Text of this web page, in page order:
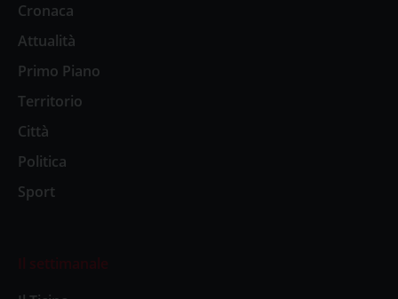
Cronaca
Attualità
Primo Piano
Territorio
Città
Politica
Sport
Il settimanale